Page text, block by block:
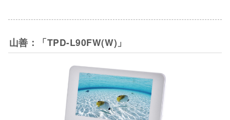
山善：「TPD-L90FW(W)」